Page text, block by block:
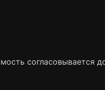
согласовывается